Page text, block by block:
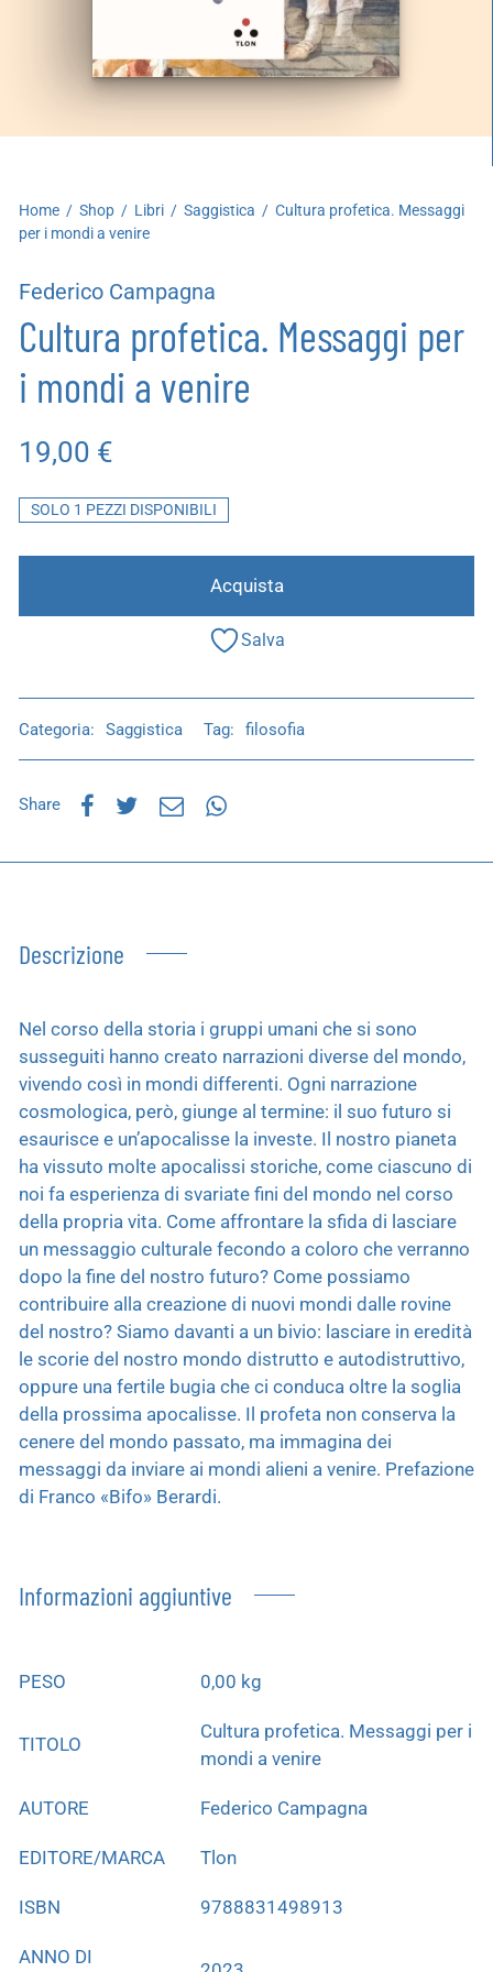
Home / Shop / Libri / Saggistica / Cultura profetica. Messaggi
per i mondi a venire
Federico Campagna
Cultura profetica. Messaggi per
i mondi a venire
19,00 €
SOLO 1 PEZZI DISPONIBILI
Acquista
Salva
Categoria: Saggistica Tag: filosofia
Share
Descrizione
Nel corso della storia i gruppi umani che si sono
susseguiti hanno creato narrazioni diverse del mondo,
vivendo così in mondi differenti. Ogni narrazione
cosmologica, però, giunge al termine: il suo futuro si
esaurisce e un’apocalisse la investe. Il nostro pianeta
ha vissuto molte apocalissi storiche, come ciascuno di
noi fa esperienza di svariate fini del mondo nel corso
della propria vita. Come affrontare la sfida di lasciare
un messaggio culturale fecondo a coloro che verranno
dopo la fine del nostro futuro? Come possiamo
contribuire alla creazione di nuovi mondi dalle rovine
del nostro? Siamo davanti a un bivio: lasciare in eredità
le scorie del nostro mondo distrutto e autodistruttivo,
oppure una fertile bugia che ci conduca oltre la soglia
della prossima apocalisse. Il profeta non conserva la
cenere del mondo passato, ma immagina dei
messaggi da inviare ai mondi alieni a venire. Prefazione
di Franco «Bifo» Berardi.
Informazioni aggiuntive
PESO 0,00 kg
TITOLO
Cultura profetica. Messaggi per i
mondi a venire
AUTORE Federico Campagna
EDITORE/MARCA Tlon
ISBN 9788831498913
ANNO DI